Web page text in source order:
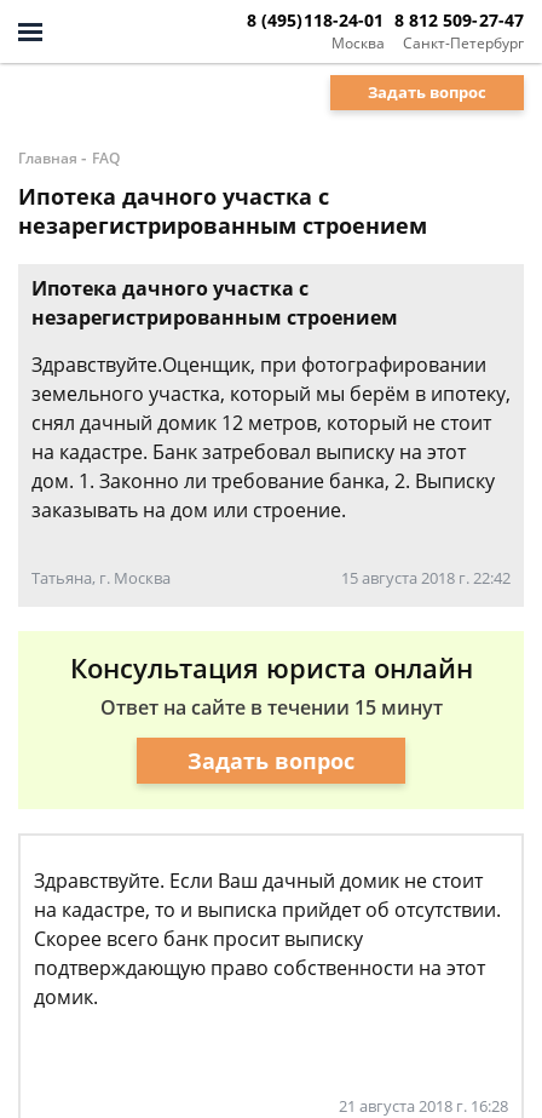
Москва
8 (495)118-24-01
Санкт-Петербург
8 812 509-27-47
Задать вопрос
Главная - FAQ
Ипотека дачного участка с
незарегистрированным строением
Ипотека дачного участка с
незарегистрированным строением
Здравствуйте.Оценщик, при фотографировании
земельного участка, который мы берём в ипотеку,
снял дачный домик 12 метров, который не стоит
на кадастре. Банк затребовал выписку на этот
дом. 1. Законно ли требование банка, 2. Выписку
заказывать на дом или строение.
Татьяна, г. Москва 15 августа 2018 г. 22:42
Консультация юриста онлайн
Ответ на сайте в течении 15 минут
Задать вопрос
Здравствуйте. Если Ваш дачный домик не стоит
на кадастре, то и выписка прийдет об отсутствии.
Скорее всего банк просит выписку
подтверждающую право собственности на этот
домик.
21 августа 2018 г. 16:28